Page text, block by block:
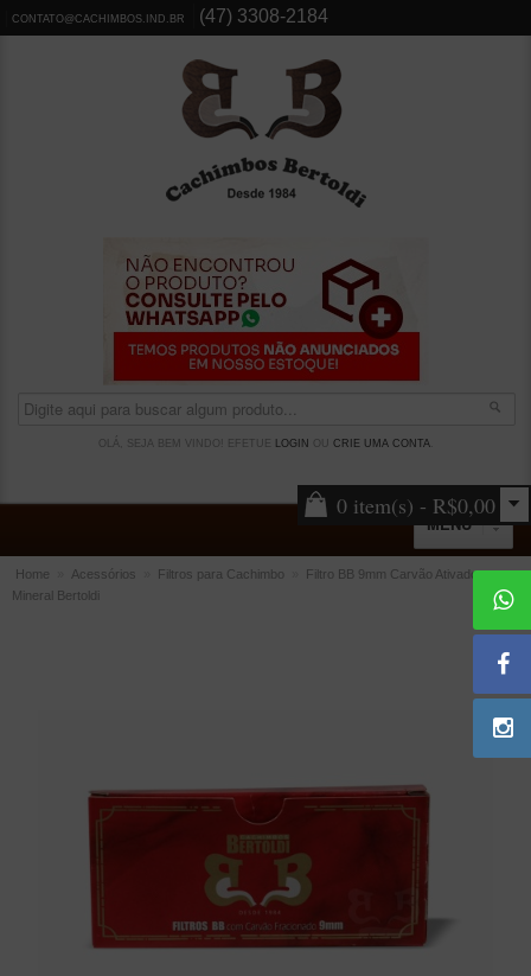
CONTATO@CACHIMBOS.IND.BR (47) 3308-2184
OLÁ, SEJA BEM VINDO! EFETUE LOGIN CRIE UMA CONTA.
0 item(s) - R$0,00
MENU
ACESSÓRIOS
Suportes Bertoldi para Cachimbos
Limpadores para Cachimbo
Bolsas para Cachimbo
Cinzeiros
Home Acessórios Filtros para Cachimbo
Filtro BB 9mm Carvão Ativado
Mineral Bertoldi